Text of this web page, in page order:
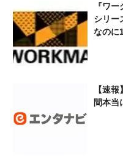
『ワ
シリー
なのに
【速
間本当